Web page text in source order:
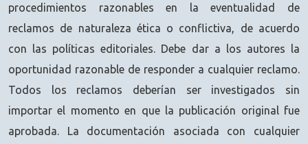
procedimientos razonables en la eventualidad de
reclamos de naturaleza ética o conflictiva, de acuerdo
con las políticas editoriales. Debe dar a los autores la
oportunidad razonable de responder a cualquier reclamo.
Todos los reclamos deberían ser investigados sin
importar el momento en que la publicación original fue
aprobada. La documentación asociada con cualquier